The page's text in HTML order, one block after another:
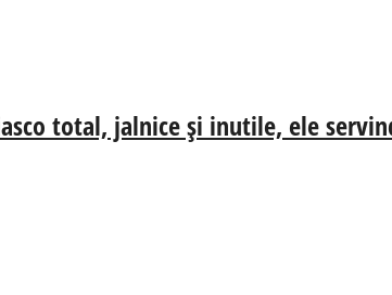
total, jalnice și inutile, ele